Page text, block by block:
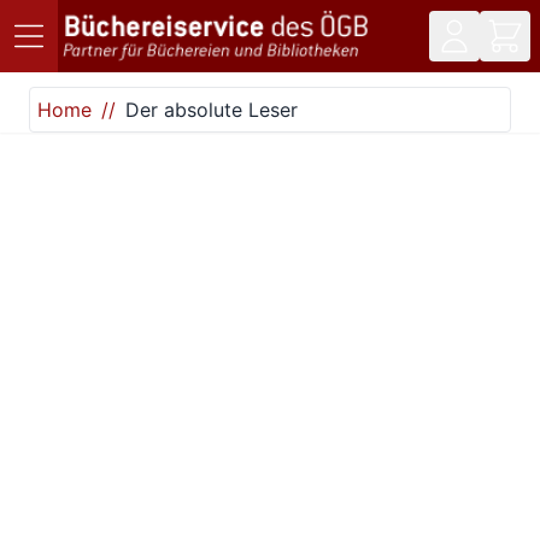
Direkt zum Inhalt
Home
Der absolute Leser